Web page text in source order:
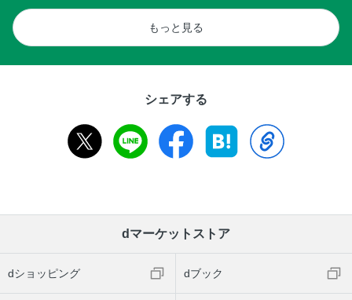
もっと見る
シェアする
dマーケットストア
dショッピング dブック